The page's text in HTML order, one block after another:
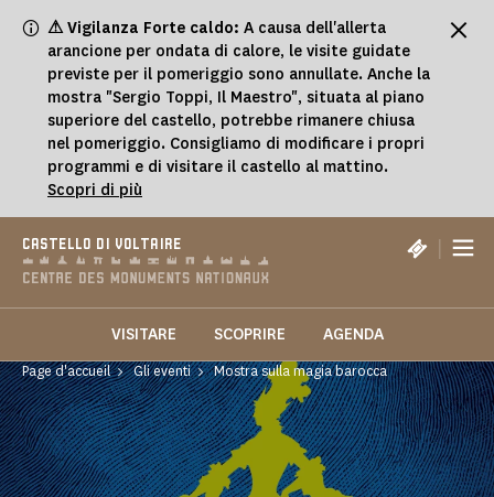
⚠ Vigilanza Forte caldo: A causa dell'allerta
arancione per ondata di calore, le visite guidate
previste per il pomeriggio sono annullate. Anche la
mostra "Sergio Toppi, Il Maestro", situata al piano
superiore del castello, potrebbe rimanere chiusa
nel pomeriggio. Consigliamo di modificare i propri
programmi e di visitare il castello al mattino.
Scopri di più
CASTELLO DI VOLTAIRE |
VISITARE SCOPRIRE AGENDA
Page d'accueil Gli eventi Mostra sulla magia barocca